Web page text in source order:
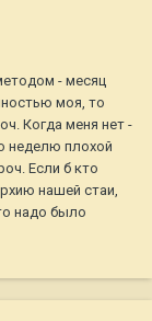
- месяц
моя, то
Когда меня нет -
неделю плохой
Если б кто
нашей стаи,
надо было